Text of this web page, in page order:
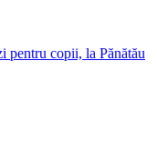
pentru copii, la Pănătău